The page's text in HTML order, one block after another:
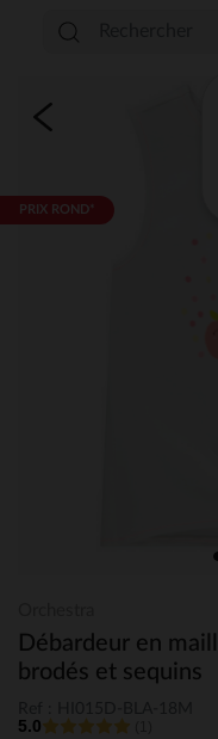
PRIX ROND*
Débardeur en
brodés et sequins
5.0